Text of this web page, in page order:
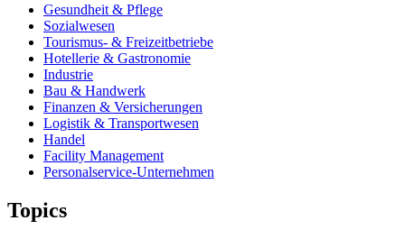
Gesundheit & Pflege
Sozialwesen
Tourismus- & Freizeitbetriebe
Hotellerie & Gastronomie
Industrie
Bau & Handwerk
Finanzen & Versicherungen
Logistik & Transportwesen
Handel
Facility Management
Personalservice-Unternehmen
Topics